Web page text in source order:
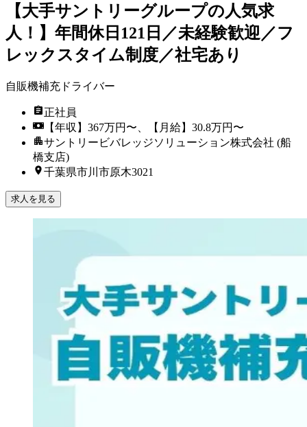
【大手サントリーグループの人気求
人！】年間休日121日／未経験歓迎／フ
レックスタイム制度／社宅あり
自販機補充ドライバー
正社員
【年収】367万円〜、【月給】30.8万円〜
サントリービバレッジソリューション株式会社 (船
橋支店)
千葉県市川市原木3021
求人を見る